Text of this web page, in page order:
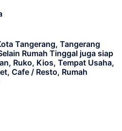
Tangerang, Tangerang
Rumah Tinggal juga siap
Ruko, Kios, Tempat Usaha,
Cafe / Resto, Rumah